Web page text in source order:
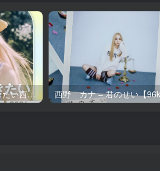
西野 カナ – 夏に聴きたい西野カナ2026【44.1kHz／16bit】日本区